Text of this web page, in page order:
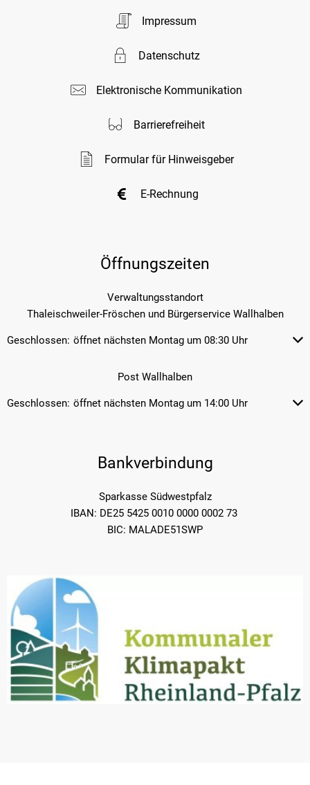
Impressum
Datenschutz
Elektronische Kommunikation
Barrierefreiheit
Formular für Hinweisgeber
E-Rechnung
Öffnungszeiten
Verwaltungsstandort
Thaleischweiler-Fröschen und Bürgerservice Wallhalben
Klicken, um weitere Öffnungs-
Geschlossen: öffnet nächsten Montag um 08:30 Uhr
Post Wallhalben
Klicken, um weitere Öffnungs-
Geschlossen: öffnet nächsten Montag um 14:00 Uhr
Bankverbindung
Sparkasse Südwestpfalz
IBAN: DE25 5425 0010 0000 0002 73
BIC: MALADE51SWP